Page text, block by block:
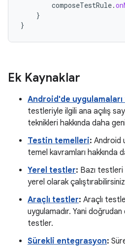
composeTestRule.
}
}
Ek Kaynaklar
Android'de
testleriyle ilgili ana açılış
teknikleri hakkında daha
Testin temelleri: Android
temel kavramları hakkında
Yerel testler: Bazı
yerel olarak
Araçlı testler: Araçlı
uygulamadır. Yani
testler.
Sürekli entegrasyon: